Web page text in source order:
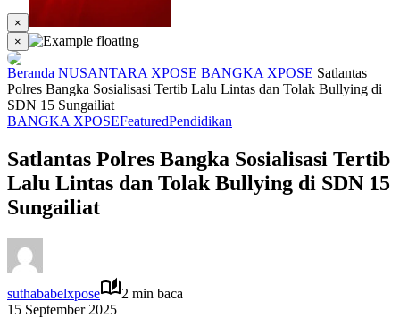
×
×
Beranda NUSANTARA XPOSE BANGKA XPOSE Satlantas
Polres Bangka Sosialisasi Tertib Lalu Lintas dan Tolak Bullying di
SDN 15 Sungailiat
BANGKA XPOSEFeaturedPendidikan
Satlantas Polres Bangka Sosialisasi Tertib
Lalu Lintas dan Tolak Bullying di SDN 15
Sungailiat
suthababelxpose
2 min baca
15 September 2025